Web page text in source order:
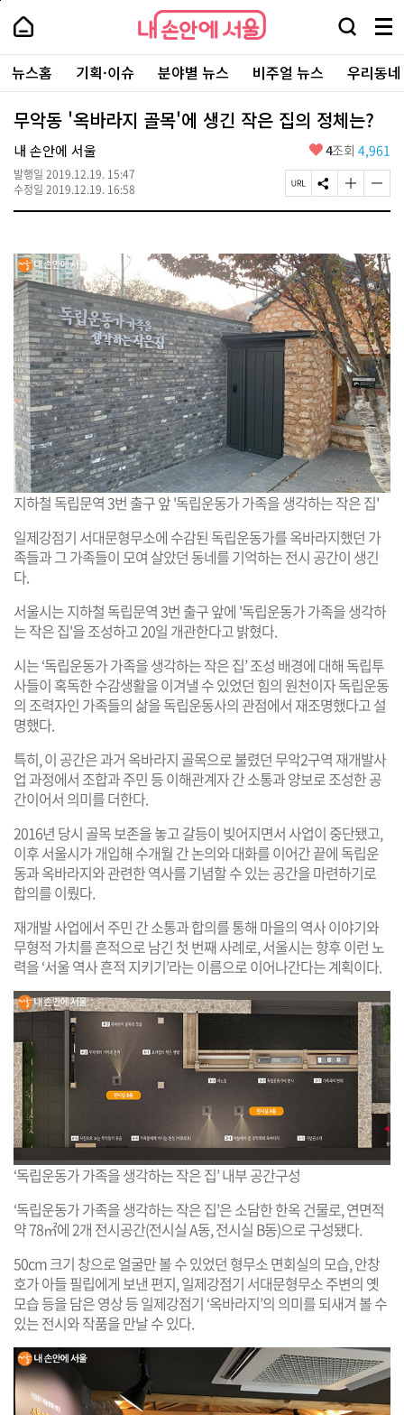
본
로
가
내
손
안
에
서
울
-
서
울
시
대
표
소
털
내
손
에
울
검
창
열
기
메
뉴
전
체
보
주
요
서
뉴스홈 기획·이슈 분야별 뉴스 비주얼 뉴스 우리동
무악동 '옥바라지 골목'에 생긴 작은 집의 정체는?
내 손안에 서울
발행일 2019.12.19. 15:47
수정일 2019.12.19. 16:58
좋
요
4조회 4,961
페
이
R
L
복
사
S
N
유
하
기
글
자
크
게
변
경
하
기
글
자
작
게
변
경
하
기
지하철 독립문역 3번 출구 앞 '독립운동가 가족을 생각하는 작은 집'
일제강점기 서대문형무소에 수감된 독립운동가를 옥바라지했던 가
족들과 그 가족들이 모여 살았던 동네를 기억하는 전시 공간이 생긴
다.
서울시는 지하철 독립문역 3번 출구 앞에 '독립운동가 가족을 생각하
는 작은 집'을 조성하고 20일 개관한다고 밝혔다.
시는 ‘독립운동가 가족을 생각하는 작은 집’ 조성 배경에 대해 독립투
사들이 혹독한 수감생활을 이겨낼 수 있었던 힘의 원천이자 독립운동
의 조력자인 가족들의 삶을 독립운동사의 관점에서 재조명했다고 설
명했다.
특히, 이 공간은 과거 옥바라지 골목으로 불렸던 무악2구역 재개발사
업 과정에서 조합과 주민 등 이해관계자 간 소통과 양보로 조성한 공
간이어서 의미를 더한다.
2016년 당시 골목 보존을 놓고 갈등이 빚어지면서 사업이 중단됐고,
이후 서울시가 개입해 수개월 간 논의와 대화를 이어간 끝에 독립운
동과 옥바라지와 관련한 역사를 기념할 수 있는 공간을 마련하기로
합의를 이뤘다.
재개발 사업에서 주민 간 소통과 합의를 통해 마을의 역사 이야기와
무형적 가치를 흔적으로 남긴 첫 번째 사례로, 서울시는 향후 이런 노
력을 ‘서울 역사 흔적 지키기’라는 이름으로 이어나간다는 계획이다.
‘독립운동가 가족을 생각하는 작은 집’ 내부 공간구성
‘독립운동가 가족을 생각하는 작은 집’은 소담한 한옥 건물로, 연면적
약 78㎡에 2개 전시공간(전시실 A동, 전시실 B동)으로 구성됐다.
50cm 크기 창으로 얼굴만 볼 수 있었던 형무소 면회실의 모습, 안창
호가 아들 필립에게 보낸 편지, 일제강점기 서대문형무소 주변의 옛
모습 등을 담은 영상 등 일제강점기 ‘옥바라지’의 의미를 되새겨 볼 수
있는 전시와 작품을 만날 수 있다.
페
상
단
로